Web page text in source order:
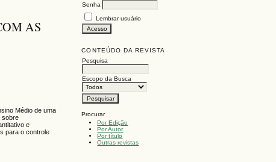
Senha
Lembrar usuário
CONTEÚDO DA REVISTA
Pesquisa
Escopo da Busca
Procurar
Por Edição
Por Autor
Por título
Outras revistas
AS
Médio de uma
sobre
e
para o controle